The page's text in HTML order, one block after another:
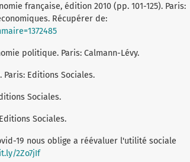
française, édition 2010 (pp. 101-125). Paris:
Récupérer de:
politique. Paris: Calmann-Lévy.
Paris: Editions Sociales.
Sociales.
Sociales.
19 nous oblige a réévaluer l'utilité sociale
2Zo7jIf